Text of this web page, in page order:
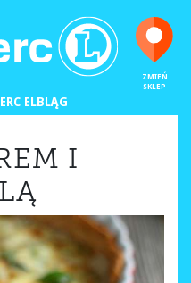
ZMIEŃ
SKLEP
ELBLĄG
I